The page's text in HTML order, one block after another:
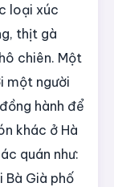
loại xúc
thịt gà
chiên. Một
một người
hành để
khác ở Hà
quán như:
Bà Già phố